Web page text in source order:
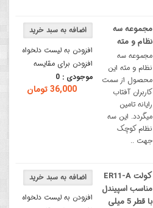
افزودن به لیست دلخواه
افزودن برای مقایسه
موجودی : 0
36,000 تومان
مجموعه سه
نظام و مته
مجموعه سه
نظام و مته این
محصول از سمت
کاربران آفتاب
رایانه تامین
میگردد. این سه
نظام کوچک
جهت ..
افزودن به لیست دلخواه
کولت ER11-A
مناسب اسپیندل
با قطر 5 میلی